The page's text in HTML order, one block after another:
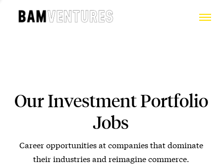
Our Investment Portfolio
Jobs
Career opportunities at companies that dominate
their industries and reimagine commerce.